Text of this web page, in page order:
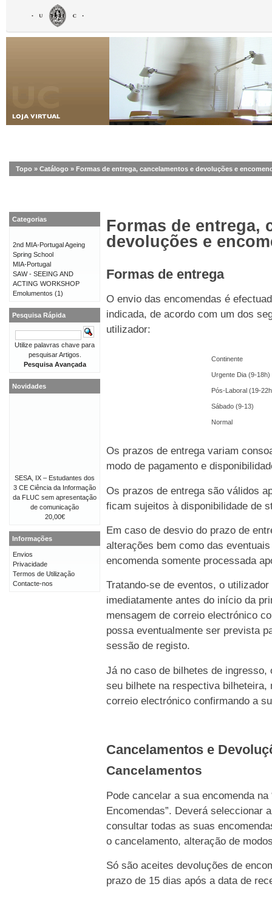
Topo » Catálogo » Formas de entrega, cancelamentos e devoluções e
Formas de entrega,
devoluções e
Formas de entrega
O envio das encomendas é
indicada, de acordo com um dos
utilizador:
Continente
Urgente Dia (9-18h)
Pós-Laboral (19-
Sábado (9-13)
Normal
Os prazos de entrega variam
modo de pagamento e
Os prazos de entrega são válidos
ficam sujeitos à disponibilidade de
Em caso de desvio do prazo de
alterações bem como das
encomenda somente processada
Tratando-se de eventos, o
imediatamente antes do início da
mensagem de correio electrónico
possa eventualmente ser prevista
sessão de registo.
Já no caso de bilhetes de
seu bilhete na respectiva bilheteira,
correio electrónico confirmando a
Cancelamentos e
Cancelamentos
Pode cancelar a sua encomenda
Encomendas”. Deverá seleccionar
consultar todas as suas
o cancelamento, alteração de
Só são aceites devoluções de
prazo de 15 dias após a data de
Categorias
2nd MIA-Portugal Ageing
Spring School
MIA-Portugal
SAW - SEEING AND
ACTING WORKSHOP
Emolumentos (1)
Pesquisa Rápida
Utilize palavras chave para
pesquisar Artigos.
Pesquisa Avançada
Novidades
SESA, IX – Estudantes dos
3 CE Ciência da Informação
da FLUC sem apresentação
de comunicação
20,00€
Informações
Envios
Privacidade
Termos de Utilização
Contacte-nos